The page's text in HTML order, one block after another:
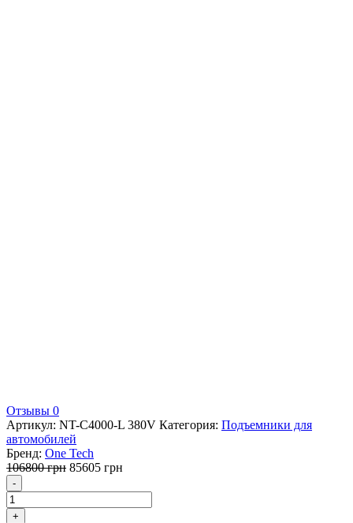
Отзывы 0
Артикул: NT-С4000-L 380V Категория: Подъемники для
автомобилей
Бренд: One Tech
106800грн Первоначальная
составляла
106800 грн.
85605 грн
85605 грн.
- Количество
+